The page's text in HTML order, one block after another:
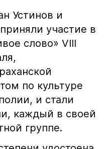
Устинов и
участие в
слово» VIII
по культуре
и стали
каждый в своей
группе.